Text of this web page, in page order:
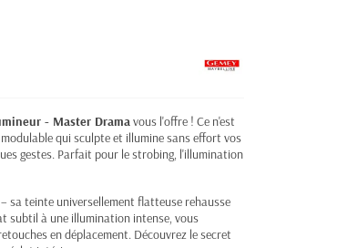
- Master Dramavous l'offre ! Ce n'est
qui sculpte et illumine sans effort vos
gestes. Parfait pour le strobing, l'illumination
sa teinte universellement flatteuse rehausse
subtil à une illumination intense, vous
en déplacement. Découvrez le secret